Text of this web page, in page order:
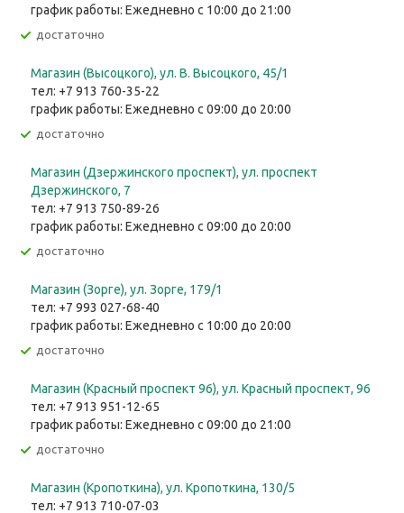
график работы: Ежедневно с 10:00 до 21:00
Достаточно
Магазин (Высоцкого), ул. ​В. Высоцкого, 45/1
тел: +7 913 760-35-22
график работы: Ежедневно с 09:00 до 20:00
Достаточно
Магазин (Дзержинского проспект), ул. проспект
Дзержинского, 7
тел: +7 913 750-89-26
график работы: Ежедневно с 09:00 до 20:00
Достаточно
Магазин (Зорге), ул. Зорге, 179/1
тел: +7 993 027-68-40
график работы: Ежедневно с 10:00 до 20:00
Достаточно
Магазин (Красный проспект 96), ул. Красный проспект, 96
тел: +7 913 951-12-65
график работы: Ежедневно с 09:00 до 21:00
Достаточно
Магазин (Кропоткина), ул. ​Кропоткина, 130/5
тел: +7 913 710-07-03